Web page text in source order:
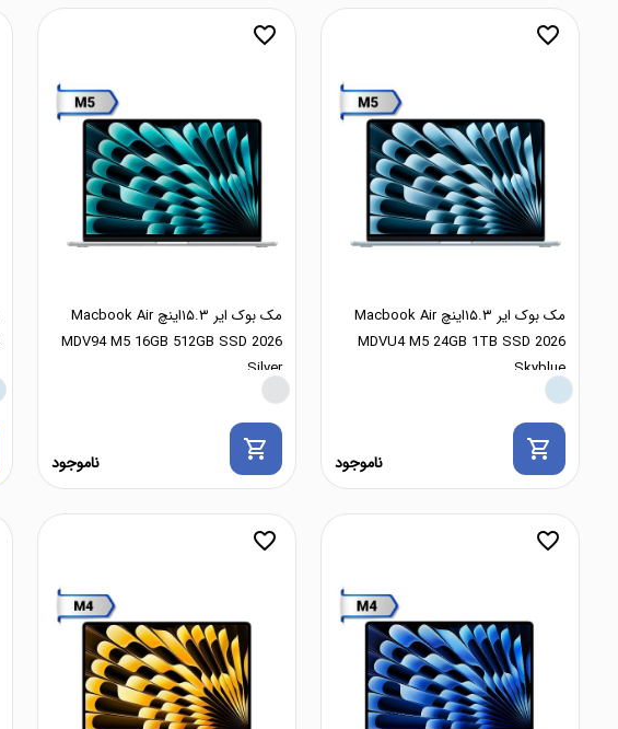
favorite_border
مک بوک ایر ۱۵.۳اینچ Macbook Air
MDVU4 M5 24GB 1TB SSD 2026
Skyblue
ناموجود
shopping_cart
favorite_border
مک بوک ایر ۱۵.۳اینچ Macbook Air
MDV94 M5 16GB 512GB SSD 2026
Silver
ناموجود
shopping_cart
favorite_border
favorite_border